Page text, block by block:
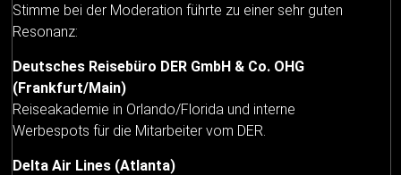
Stimme bei der Moderation führte zu einer sehr guten
Resonanz:
Deutsches Reisebüro DER GmbH & Co. OHG
(Frankfurt/Main)
Reiseakademie in Orlando/Florida und interne
Werbespots für die Mitarbeiter vom DER.
Delta Air Lines (Atlanta)